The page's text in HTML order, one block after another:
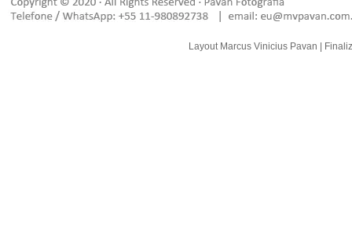
Layout Marcus Vinicius Pavan |